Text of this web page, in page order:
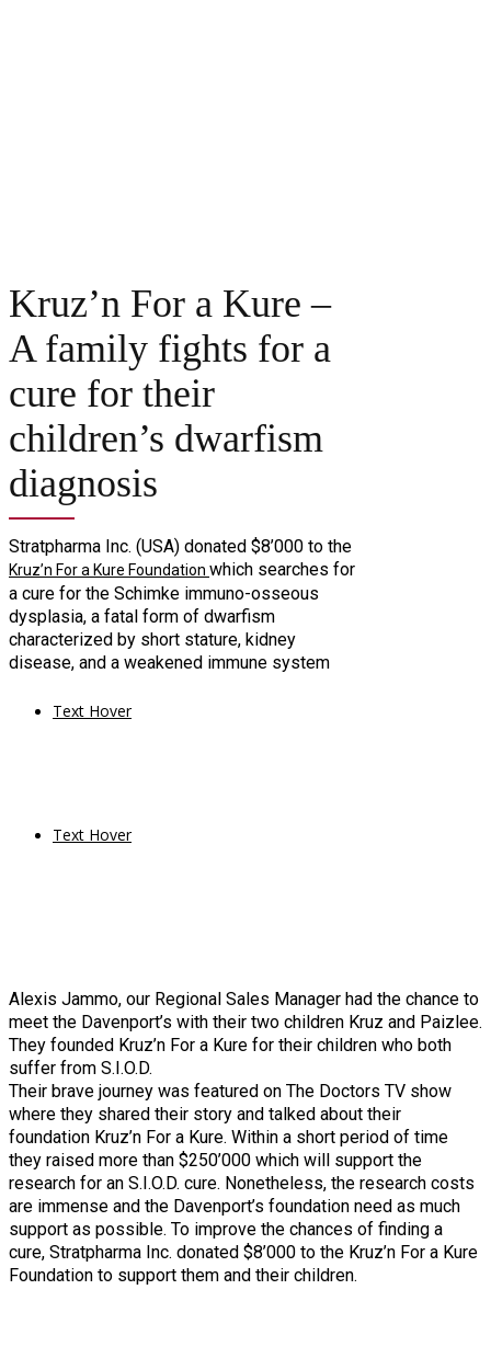
Kruz’n For a Kure –
A family fights for a
cure for their
children’s dwarfism
diagnosis
Stratpharma Inc. (USA) donated $8’000 to the
Kruz’n For a Kure Foundation which searches for
a cure for the Schimke immuno-osseous
dysplasia, a fatal form of dwarfism
characterized by short stature, kidney
disease, and a weakened immune system
Text Hover
Text Hover
Alexis Jammo, our Regional Sales Manager had the chance to
meet the Davenport’s with their two children Kruz and Paizlee.
They founded Kruz’n For a Kure for their children who both
suffer from S.I.O.D.
Their brave journey was featured on The Doctors TV show
where they shared their story and talked about their
foundation Kruz’n For a Kure. Within a short period of time
they raised more than $250’000 which will support the
research for an S.I.O.D. cure. Nonetheless, the research costs
are immense and the Davenport’s foundation need as much
support as possible. To improve the chances of finding a
cure, Stratpharma Inc. donated $8’000 to the Kruz’n For a Kure
Foundation to support them and their children.